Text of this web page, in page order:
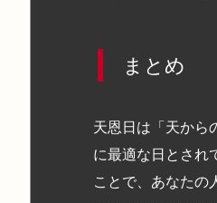
まとめ
天恩日は「天から
に最適な日とされ
ことで、あなたの